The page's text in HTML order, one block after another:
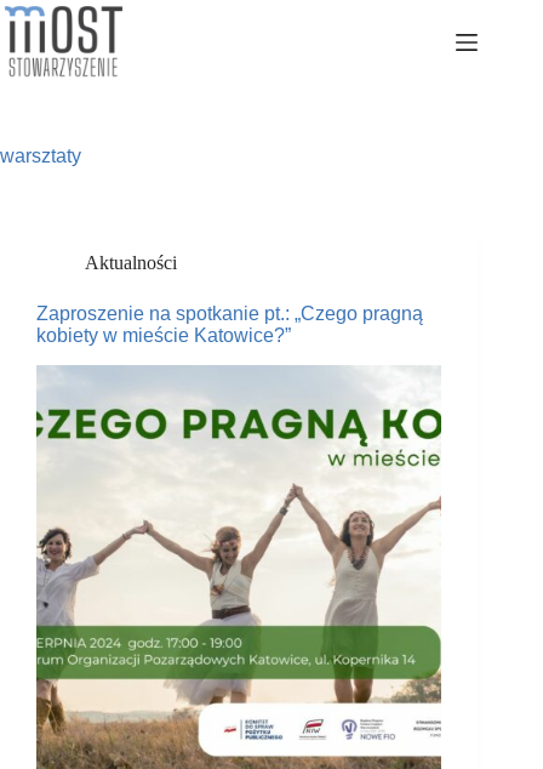
Przejdź
treści
warsztaty
Aktualności
Zaproszenie na spotkanie pt.: „Czego pragną
kobiety w mieście Katowice?”